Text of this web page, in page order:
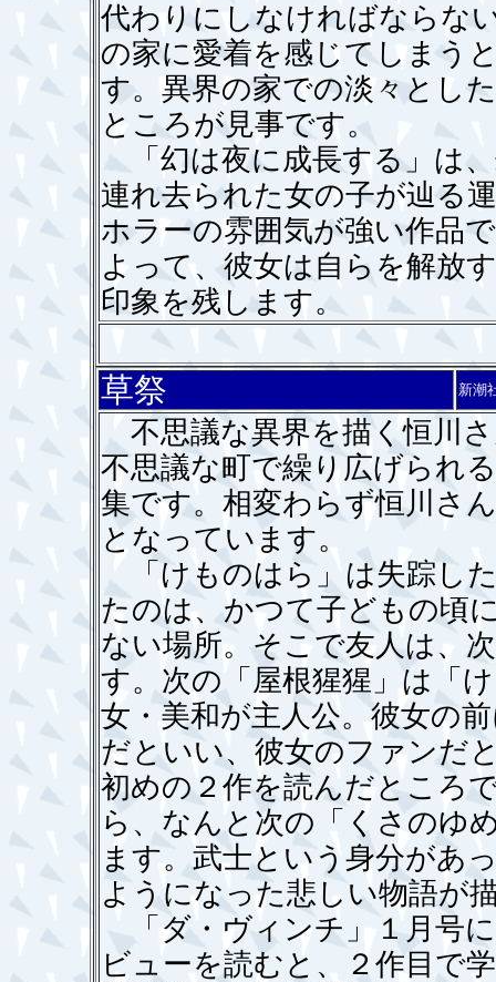
代わりにしなければならな
の家に愛着を感じてしまう
す。異界の家での淡々とし
ところが見事です。
「幻は夜に成長する」は
連れ去られた女の子が辿る
ホラーの雰囲気が強い作品
よって、彼女は自らを解放
印象を残します。
草祭 新潮
不思議な異界を描く恒川
不思議な町で繰り広げられ
集です。相変わらず恒川さ
となっています。
「けものはら」は失踪し
たのは、かつて子どもの頃
ない場所。そこで友人は、
す。次の「屋根猩猩」は「
女・美和が主人公。彼女の
だといい、彼女のファンだ
初めの２作を読んだところ
ら、なんと次の「くさのゆ
ます。武士という身分があ
ようになった悲しい物語が
「ダ・ヴィンチ」１月号
ビューを読むと、２作目で